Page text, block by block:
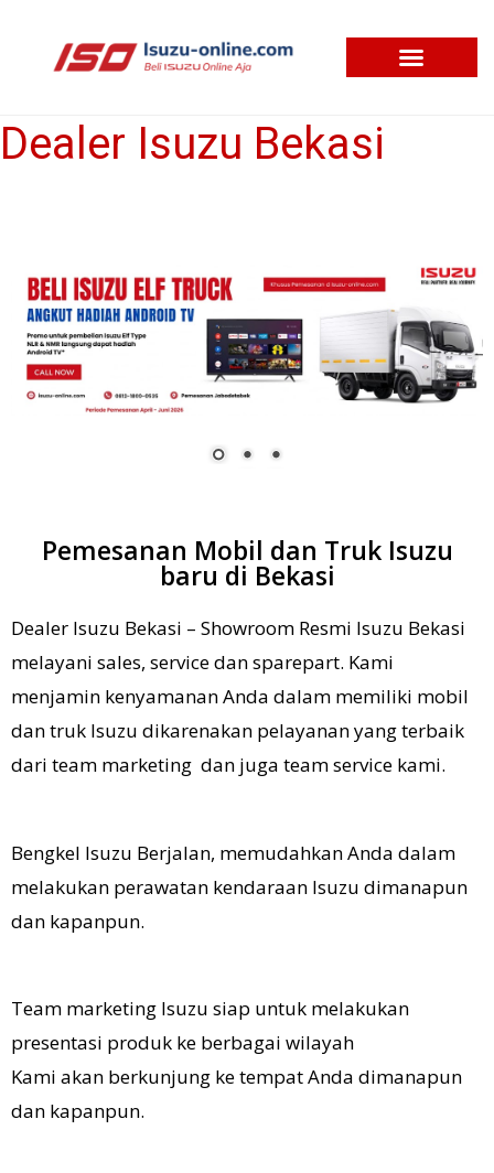
Dealer Isuzu Bekasi
Pemesanan Mobil dan Truk Isuzu
baru di Bekasi
Dealer Isuzu Bekasi – Showroom Resmi Isuzu Bekasi
melayani sales, service dan sparepart. Kami
menjamin kenyamanan Anda dalam memiliki mobil
dan truk Isuzu dikarenakan pelayanan yang terbaik
dari team marketing dan juga team service kami.
Bengkel Isuzu Berjalan, memudahkan Anda dalam
melakukan perawatan kendaraan Isuzu dimanapun
dan kapanpun.
Team marketing Isuzu siap untuk melakukan
presentasi produk ke berbagai wilayah
Kami akan berkunjung ke tempat Anda dimanapun
dan kapanpun.
Dealer
Isuzu